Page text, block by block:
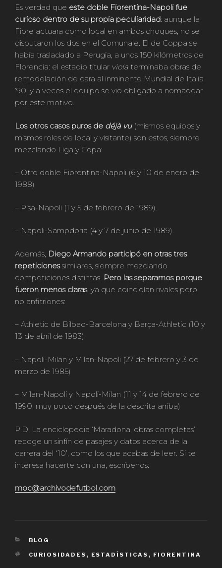
Es verdad que este doble Fiorentina-Napoli fue
curioso dentro de su propia peculiaridad: aunque la
Fiore actuara como local en ambos choques, no se
disputaron los dos en el Comunale. El de Coppa se
había trasladado a Perugia, a unos 150 kilómetros de
Florencia: el estadio titular viola terminaba obras de
remodelación de cara al inminente Mundial de Italia
’90, y a veces el equipo se vio obligado a nomadear
por este motivo.
Los otros casos puros de déjà vu(mismos equipos y
mismos roles de local y visitante) son estos, siempre
mezclando Liga y Copa:
– Otro doble Fiorentina-Napoli (6 y 10 de enero de
1988)
– Pisa-Napoli (1 y 5 de febrero de 1989).
– Napoli-Sampdoria (4 y 7 de junio de 1989).
Además, Diego Armando participó en otras tres
repeticionessimilares, siempre mezclando
competiciones distintas. Pero las separamos porque
fueron menos claras, ya que coincidían rivales pero
no anfitriones:
– Athletic de Bilbao-Barcelona y Barça-Athletic (10 y
13 de abril de 1983).
– Napoli-Milan y Milan-Napoli (27 de febrero y 3 de
marzo de 1985)
– Milan-Napoli y Napoli-Milan (11 y 14 de febrero de
1990, muy poco después de la descrita arriba)
P.D. La enciclopedia ‘Maradona, obras completas’
recoge un sinfín de pasajes y datos acerca de la
carrera del ‘10’, como los que acabas de leer. Si te
interesa hacerte con una, escríbenos:
moc@archivodefutbol.com
CATEGORÍAS
BLOG
ETIQUETAS
CURIOSIDADES , ESTADÍSTICAS , FIORENTINA